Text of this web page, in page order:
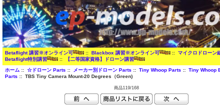
Betaflight 講習※オンライン可 :: Blackbox 講習※オンライン可 :: マイクロドローン
Betaflight特別講習
:: 【二等国家資格】ドローン講習
ホーム:: ☆ドローン Parts :: メーカー別ドローン Parts :: Tiny Whoop Parts :: Tiny Whoop
Parts :: TBS Tiny Camera Mount-20 Degrees（Green)
商品119/168